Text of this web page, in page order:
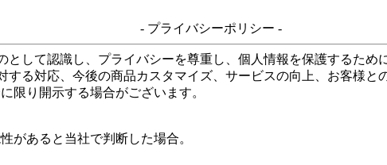
- プライバシーポリシー -
して認識し、プライバシーを尊重し、個人情報を保護するため
る対応、今後の商品カスタマイズ、サービスの向上、お客様
限り開示する場合がございます。
があると当社で判断した場合。